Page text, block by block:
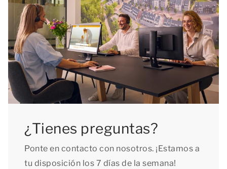
¿Tienes preguntas?
Ponte en contacto con nosotros. ¡Estamos a
tu disposición los 7 días de la semana!